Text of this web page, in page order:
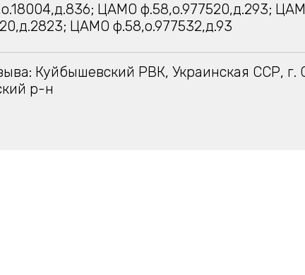
ЦАМО ф.58,о.977520,д.293;
ЦАМО ф.58,о.977532,д.93
Куйбышевский РВК, Украинская ССР, г.
р-н